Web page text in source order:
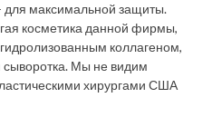
для максимальной защиты.
косметика данной фирмы,
коллагеном,
сыворотка. Мы не видим
хирургами США